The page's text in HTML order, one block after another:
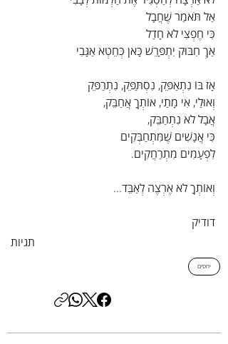
אַל תֹּאמַר שֶׁחֲבָל
כִּי חֶפְצִי לֹא חָדַל
אַךְ חִבּוּק יִתְפָּרֵשׁ כָּאן כְּחֵטְא אַגָּבִי
אָז בּוֹ נִתְאַפֵּק, נִסְתַּפֵּק, נִתְרַפֵּק
וְאוּלַי, אִי מָתַי, אוֹתְךָ אֲחַבֵּק,
אֲבָל לֹא נִתְחַבֵּק,
כִּי אֲנָשִׁים שֶׁמִּתְחַבְּקִים
לִפְעָמִים מִתְרַחֲקִים.
וְאוֹתְךָ לֹא אֶרְצֶה לְאַבֵּד...
דודיק
תגיות
יחסים